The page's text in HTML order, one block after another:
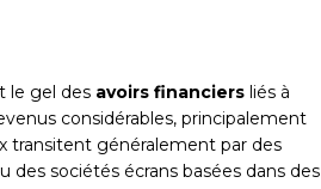
le gel des avoirs financiers liés à
considérables, principalement
transitent généralement par des
des sociétés écrans basées dans des